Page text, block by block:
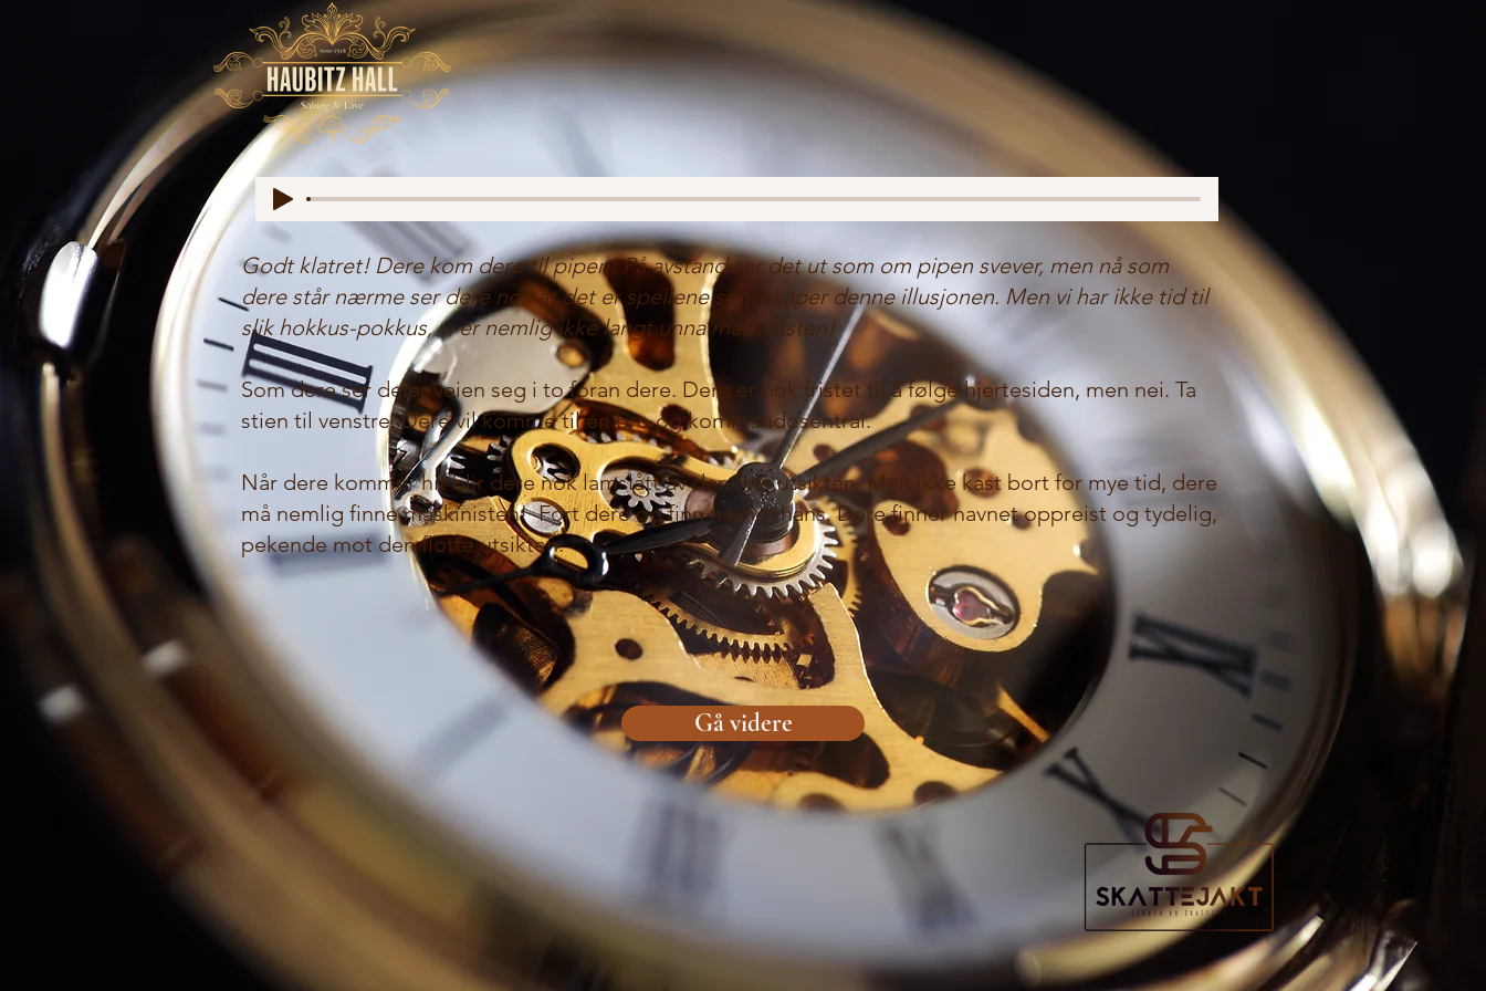
Godt klatret! Dere kom dere til pipen! På avstand ser det ut som om pipen svever, men nå som
dere står nærme ser dere nok at det er speilene som skaper denne illusjonen. Men vi har ikke tid til
slik hokkus-pokkus, vi er nemlig ikke langt unna maskinisten!
Som dere ser deler veien seg i to foran dere. Dere er nok fristet til å følge hjertesiden, men nei. Ta
stien til venstre. Dere vil komme til en bro og kommandosentral.
Når dere kommer hit blir dere nok lamslått av den fine utsikten. Men ikke kast bort for mye tid, dere
må nemlig finne maskinisten! Fort dere og finn navnet hans. Dere finner navnet oppreist og tydelig,
pekende mot den flotte utsikten.
Gå videre